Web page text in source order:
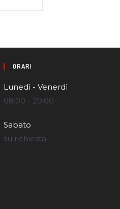
ORARI
Lunedì - Venerdì
08:00 - 20:00
Sabato
su richiesta